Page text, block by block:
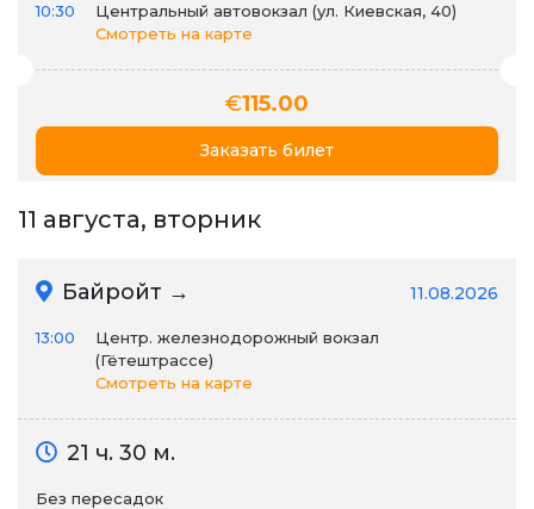
10:30
Центральный автовокзал (ул. Киевская, 40)
Смотреть на карте
€115.00
Заказать билет
11 августа, вторник
Байройт → 11.08.2026
13:00
Центр. железнодорожный вокзал
(Гётештрассе)
Смотреть на карте
21 ч. 30 м.
Без пересадок